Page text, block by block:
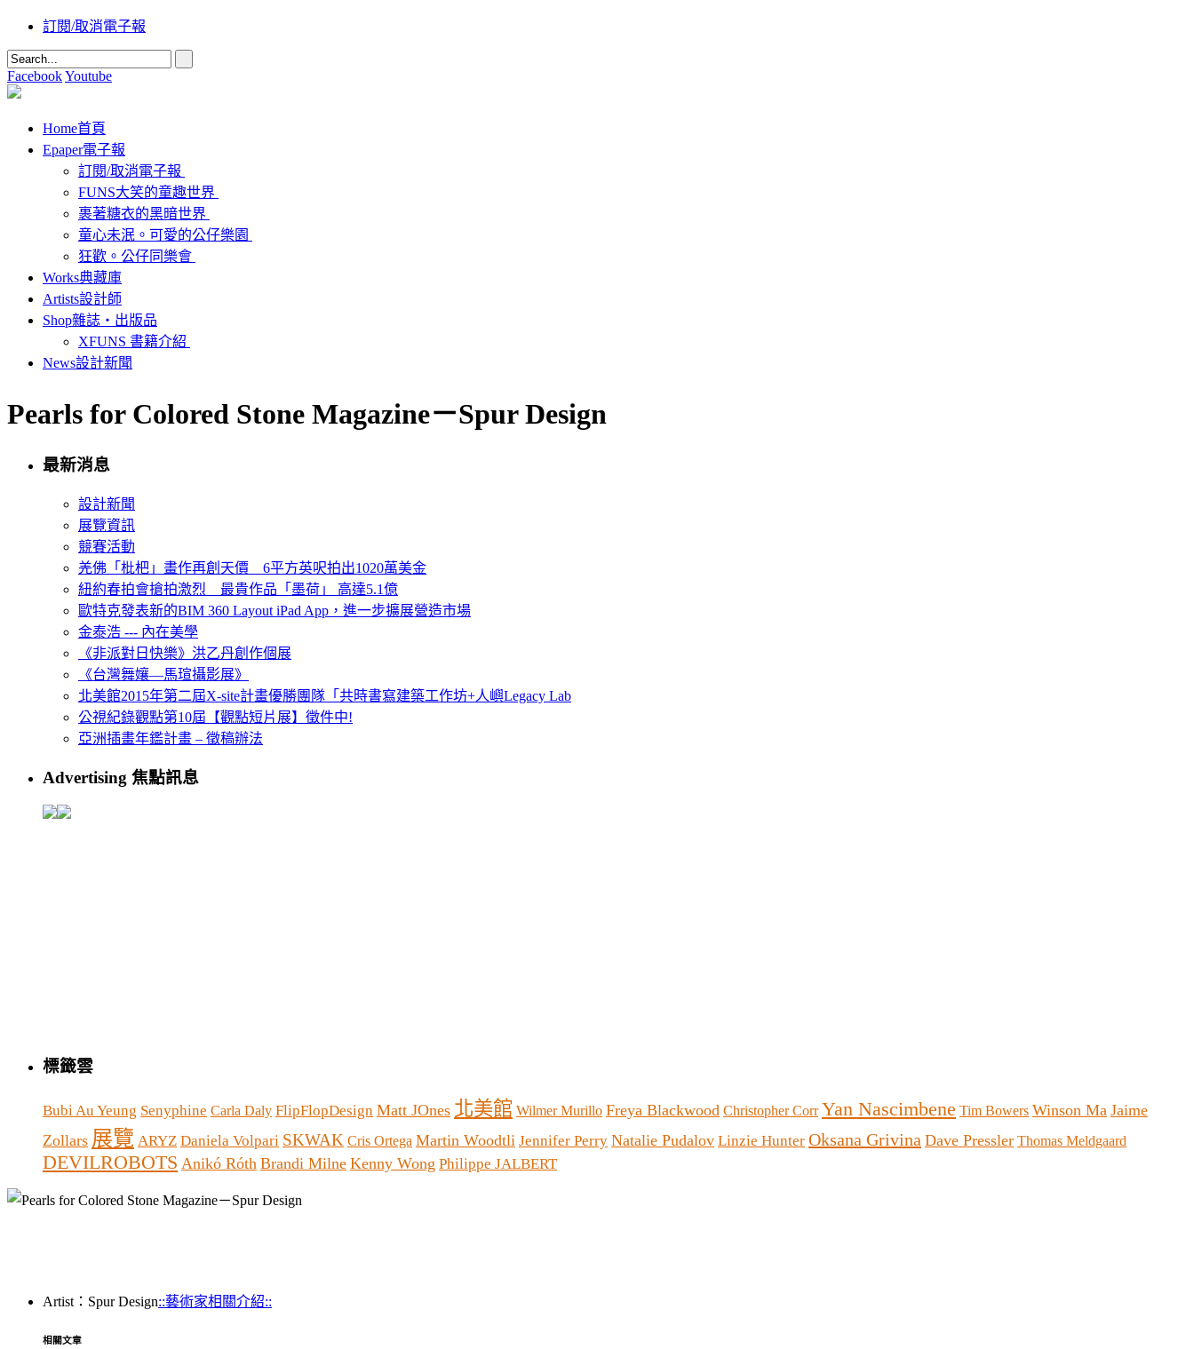
訂閱/取消電子報
FacebookYoutube
Home首頁
Epaper電子報
訂閱/取消電子報
FUNS大笑的童趣世界
裹著糖衣的黑暗世界
童心未泯。可愛的公仔樂園
狂歡。公仔同樂會
Works典藏庫
Artists設計師
Shop雜誌‧出版品
XFUNS 書籍介紹
News設計新聞
Pearls for Colored Stone Magazine－Spur Design
最新消息
設計新聞
展覽資訊
競賽活動
羌佛「枇杷」畫作再創天價 6平方英呎拍出1020萬美金
紐約春拍會搶拍激烈 最貴作品「墨荷」 高達5.1億
歐特克發表新的BIM 360 Layout iPad App，進一步擴展營造市場
金泰浩 --- 內在美學
《非派對日快樂》洪乙丹創作個展
《台灣舞孃—馬瑄攝影展》
北美館2015年第二屆X-site計畫優勝團隊「共時書寫建築工作坊+人嶼Legacy Lab
公視紀錄觀點第10屆【觀點短片展】徵件中!
亞洲插畫年鑑計畫 – 徵稿辦法
Advertising 焦點訊息
標籤雲
Bubi Au Yeung Senyphine Carla Daly FlipFlopDesign Matt JOnes 北美館 Wilmer Murillo Freya Blackwood Christopher Corr Yan Nascimbene Tim Bowers Winson Ma Jaime
Zollars 展覽 ARYZ Daniela Volpari SKWAK Cris Ortega Martin Woodtli Jennifer Perry Natalie Pudalov Linzie Hunter Oksana Grivina Dave Pressler Thomas Meldgaard
DEVILROBOTS Anikó Róth Brandi Milne Kenny Wong Philippe JALBERT
Artist：Spur Design::藝術家相關介紹::
相關文章